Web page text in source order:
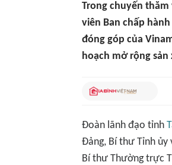
Trong chuyến thăm
viên Ban chấp
đóng góp của
hoạch mở rộng
Đoàn lãnh đạo tỉnh
Đảng, Bí thư Tỉnh ủy
Bí thư Thường trực